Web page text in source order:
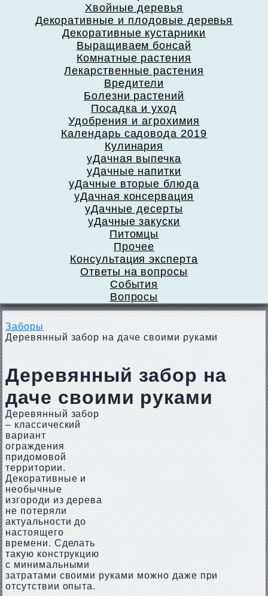
Хвойные деревья
Декоративные и плодовые деревья
Декоративные кустарники
Выращиваем бонсай
Комнатные растения
Лекарственные растения
Вредители
Болезни растений
Посадка и уход
Удобрения и агрохимия
Календарь садовода 2019
Кулинария
уДачная выпечка
уДачные напитки
уДачные вторые блюда
уДачная консервация
уДачные десерты
уДачные закуски
Питомцы
Прочее
Консультация эксперта
Ответы на вопросы
События
Вопросы
Заборы
Деревянный забор на даче своими руками
Деревянный забор на
даче своими руками
Деревянный забор
– классический
вариант
ограждения
придомовой
территории.
Декоративные и
необычные
изгороди из дерева
не потеряли
актуальности до
настоящего
времени. Сделать
такую конструкцию
с минимальными
затратами своими руками можно даже при
отсутствии опыта.